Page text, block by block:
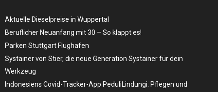
Aktuelle Dieselpreise in Wuppertal
Beruflicher Neuanfang mit 30 – So klappt es!
Parken Stuttgart Flughafen
Systainer von Stier, die neue Generation Systainer für dein
Werkzeug
Indonesiens Covid-Tracker-App PeduliLindungi: Pflegen und